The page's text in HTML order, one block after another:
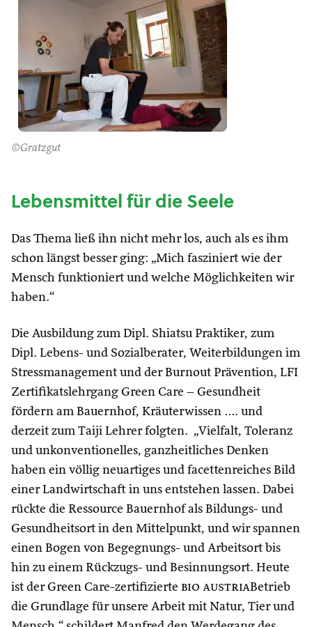
©Gratzgut
Lebensmittel für die Seele
Das Thema ließ ihn nicht mehr los, auch als es ihm
schon längst besser ging: „Mich fasziniert wie der
Mensch funktioniert und welche Möglichkeiten wir
haben.“
Die Ausbildung zum Dipl. Shiatsu Praktiker, zum
Dipl. Lebens- und Sozialberater, Weiterbildungen im
Stressmanagement und der Burnout Prävention, LFI
Zertifikatslehrgang Green Care – Gesundheit
fördern am Bauernhof, Kräuterwissen …. und
derzeit zum Taiji Lehrer folgten. „Vielfalt, Toleranz
und unkonventionelles, ganzheitliches Denken
haben ein völlig neuartiges und facettenreiches Bild
einer Landwirtschaft in uns entstehen lassen. Dabei
rückte die Ressource Bauernhof als Bildungs- und
Gesundheitsort in den Mittelpunkt, und wir spannen
einen Bogen von Begegnungs- und Arbeitsort bis
hin zu einem Rückzugs- und Besinnungsort. Heute
ist der Green Care-zertifizierte bio austriaBetrieb
die Grundlage für unsere Arbeit mit Natur, Tier und